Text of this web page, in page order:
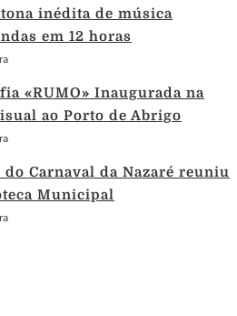
inédita de música
em 12 horas
«RUMO» Inaugurada na
ao Porto de Abrigo
Carnaval da Nazaré reuniu
Municipal